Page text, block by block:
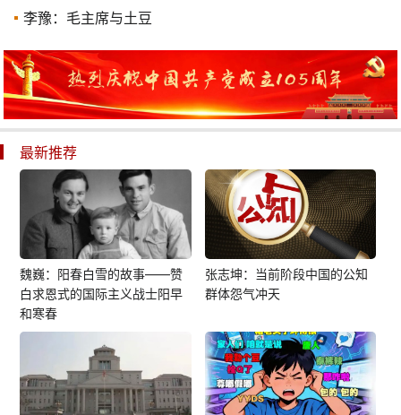
李豫：毛主席与土豆
最新推荐
魏巍：阳春白雪的故事——赞
白求恩式的国际主义战士阳早
和寒春
张志坤：当前阶段中国的公知
群体怨气冲天